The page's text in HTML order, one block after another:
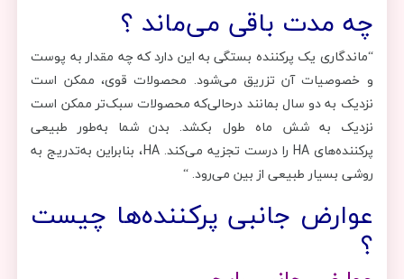
چه مدت باقی می‌ماند ؟
“ماندگاری یک پرکننده بستگی به این دارد که چه مقدار به پوست
و خصوصیات آن تزریق می‌شود. محصولات قوی، ممکن است
نزدیک به دو سال بمانند درحالی‌که محصولات سبک‌تر ممکن است
نزدیک به شش ماه طول بکشد. بدن شما به‌طور طبیعی
پرکننده‌های HA را درست تجزیه می‌کند. HA، بنابراین به‌تدریج به
روشی بسیار طبیعی از بین می‌رود. “
عوارض جانبی پرکننده‌ها چیست
؟